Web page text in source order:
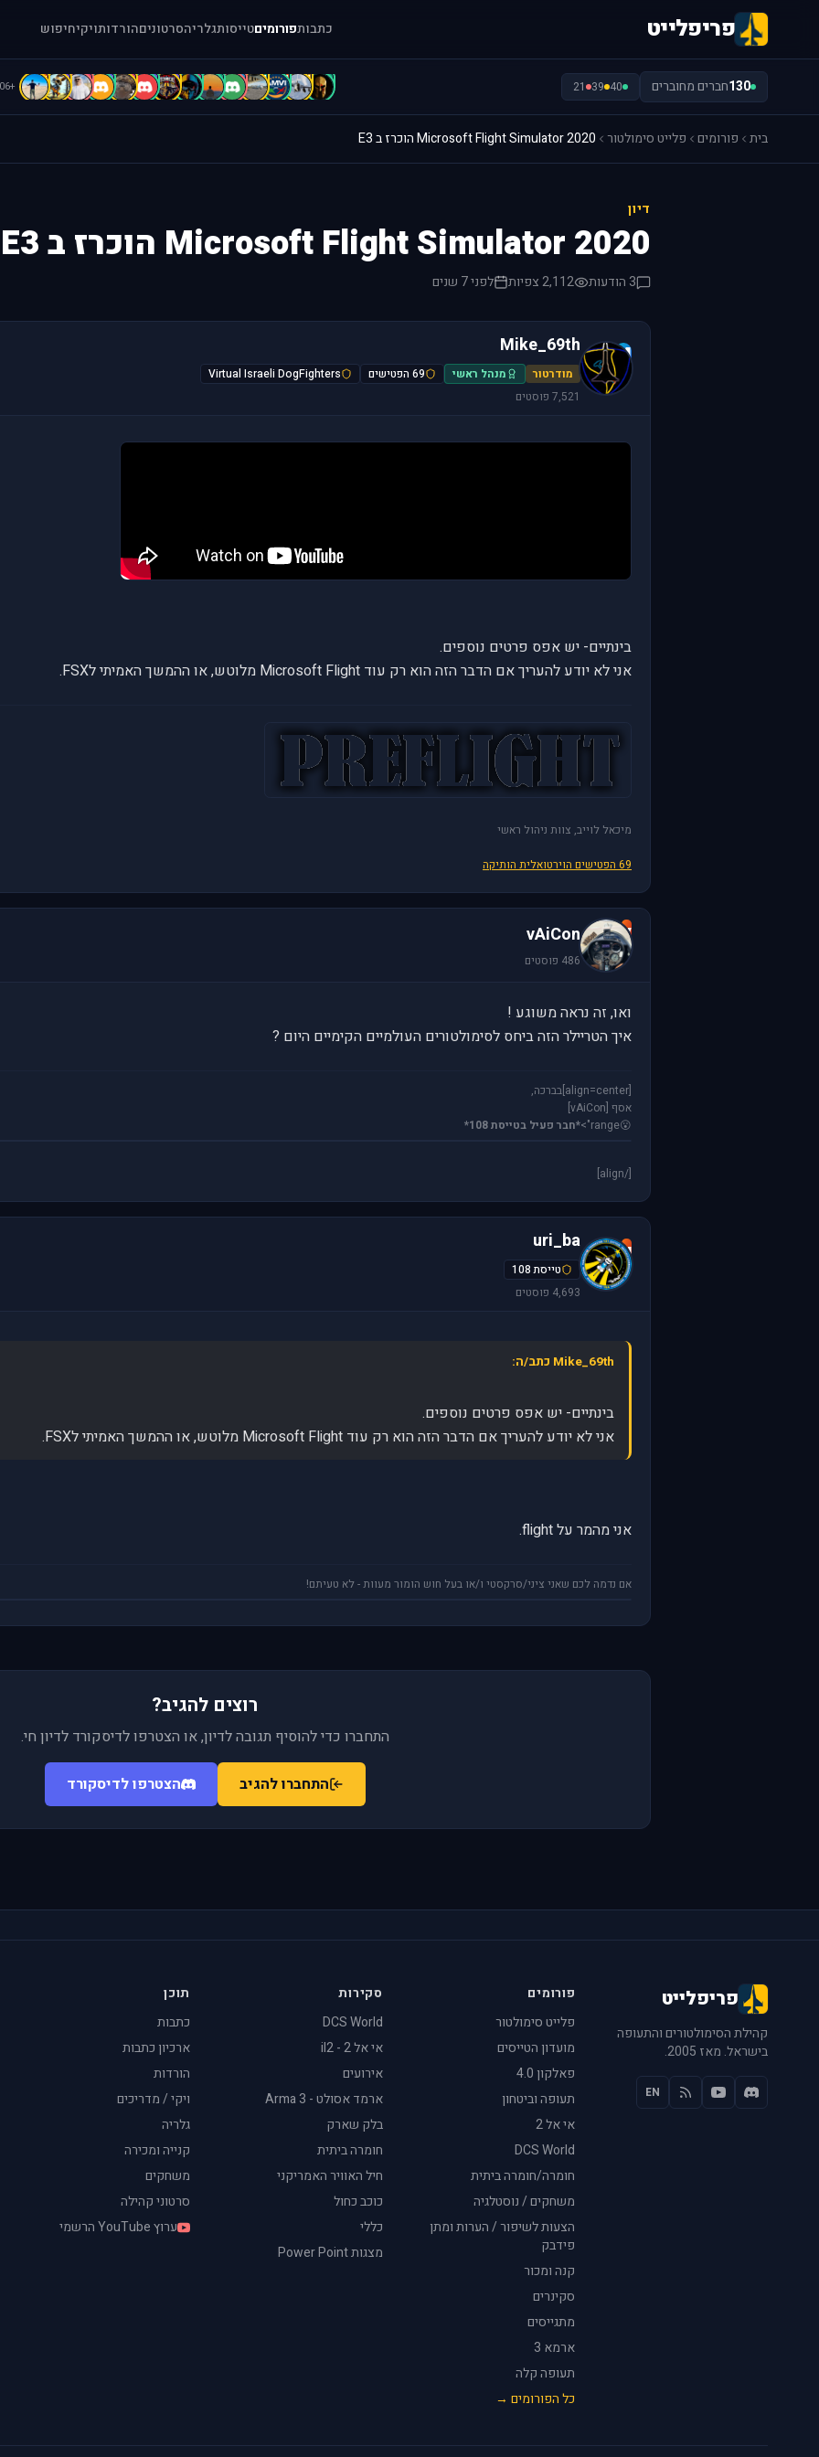
פריפלייט כתבותפורומיםטייסותגלריהסרטוניםהורדותויקיחיפוש
130חברים מחוברים 40
39
21
=
[
[
[
a
A
A
b
b
B
B
c
C
d
+106
בית פורומים פלייט סימולטור Microsoft Flight Simulator 2020 הוכרז ב E3
דיון
Microsoft Flight Simulator 2020 הוכרז ב E3
3 הודעות 2,112 צפיות לפני 7 שנים
M
Mike_69th
מודרטור מנהל ראשי 69 הפטישים
Virtual Israeli DogFighters
7,521 פוסטים
בינתיים- יש אפס פרטים נוספים.
אני לא יודע להעריך אם הדבר הזה הוא רק עוד Microsoft Flight מלוטש, או ההמשך האמיתי לFSX.
מיכאל לוייב, צוות ניהול ראשי
69 הפטישים הוירטואלית הותיקה
v
vAiCon
486 פוסטים
ואו, זה נראה משוגע !
איך הטריילר הזה ביחס לסימולטורים העולמיים הקימיים היום ?
[align=center]בברכה,
אסף [vAiCon]
😮
range"> *חבר פעיל בטייסת 108*
[/align]
u
uri_ba
טייסת 108
4,693 פוסטים
Mike_69th כתב/ה:
בינתיים- יש אפס פרטים נוספים.
אני לא יודע להעריך אם הדבר הזה הוא רק עוד Microsoft Flight מלוטש, או ההמשך האמיתי לFSX.
אני מהמר על flight.
אם נדמה לכם שאני ציני/סרקסטי ו/או בעל חוש הומור מעוות - לא טעיתם!
רוצים להגיב?
התחברו כדי להוסיף תגובה לדיון, או הצטרפו לדיסקורד לדיון חי.
התחברו להגיב הצטרפו לדיסקורד
פריפלייט
קהילת הסימולטורים והתעופה
בישראל. מאז 2005.
EN
פורומים
פלייט סימולטור
מועדון הטייסים
פאלקון 4.0
תעופה וביטחון
אי אל 2
DCS World
חומרה/חומרה ביתית
משחקים / נוסטלגיה
הצעות לשיפור / הערות ומתן
פידבק
קנה ומכור
סקינרים
מתגייסים
ארמא 3
תעופה קלה
כל הפורומים →
סקירות
DCS World
אי אל 2 - il2
אירועים
ארמד אסולט - Arma 3
בלק שארק
חומרה ביתית
חיל האוויר האמריקני
כוכב כחול
כללי
מצגות Power Point
תוכן
כתבות
ארכיון כתבות
הורדות
ויקי / מדריכים
גלריה
קנייה ומכירה
משחקים
סרטוני קהילה
ערוץ YouTube הרשמי